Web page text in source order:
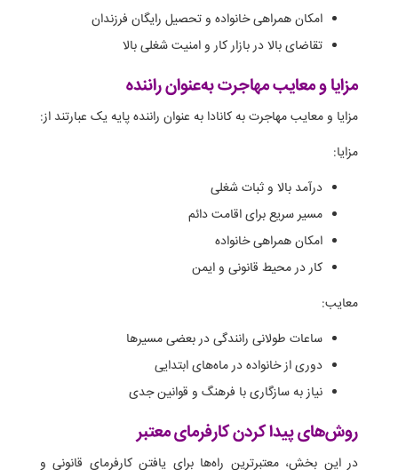
امکان همراهی خانواده و تحصیل رایگان فرزندان
تقاضای بالا در بازار کار و امنیت شغلی بالا
مزایا و معایب مهاجرت به‌عنوان راننده
مزایا و معایب مهاجرت به کانادا به عنوان راننده پایه یک عبارتند از:
مزایا:
درآمد بالا و ثبات شغلی
مسیر سریع برای اقامت دائم
امکان همراهی خانواده
کار در محیط قانونی و ایمن
معایب:
ساعات طولانی رانندگی در بعضی مسیرها
دوری از خانواده در ماه‌های ابتدایی
نیاز به سازگاری با فرهنگ و قوانین جدی
روش‌های پیدا کردن کارفرمای معتبر
در این بخش، معتبرترین راه‌ها برای یافتن کارفرمای قانونی و